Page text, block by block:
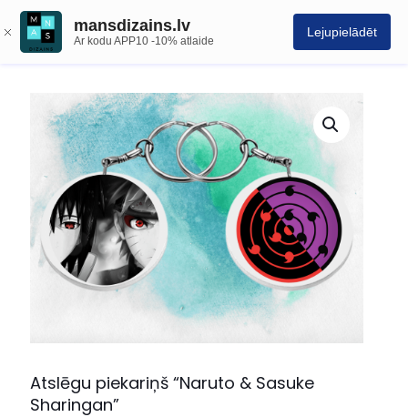
mansdizains.lv
Ar kodu APP10 -10% atlaide
Lejupielādēt
Atslēgu piekariņš “Naruto & Sasuke
Sharingan”